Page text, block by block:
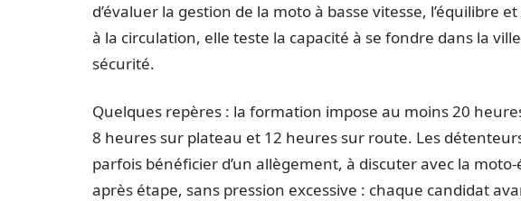
d’évaluer la gestion de la moto à basse vitesse, l’équilibre
à la circulation, elle teste la capacité à se fondre dans la
sécurité.
Quelques repères : la formation impose au moins 20
8 heures sur plateau et 12 heures sur route. Les
parfois bénéficier d’un allègement, à discuter avec la
après étape, sans pression excessive : chaque candidat